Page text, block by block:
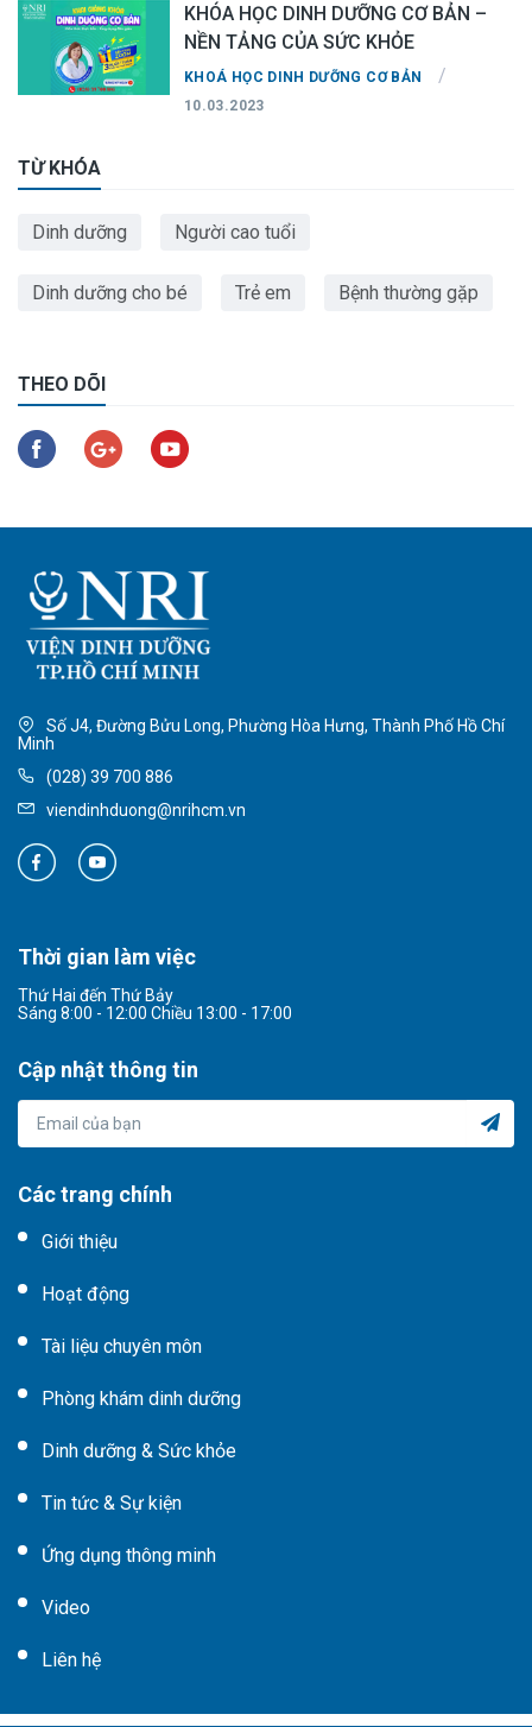
KHÓA HỌC DINH DƯỠNG CƠ BẢN –
NỀN TẢNG CỦA SỨC KHỎE
KHOÁ HỌC DINH DƯỠNG CƠ BẢN /
10.03.2023
TỪ KHÓA
Dinh dưỡng Người cao tuổi
Dinh dưỡng cho bé Trẻ em Bệnh thường gặp
THEO DÕI
Số J4, Đường Bửu Long, Phường Hòa Hưng, Thành Phố Hồ Chí
Minh
(028) 39 700 886
viendinhduong@nrihcm.vn
Thời gian làm việc
Thứ Hai đến Thứ Bảy
Sáng 8:00 - 12:00 Chiều 13:00 - 17:00
Cập nhật thông tin
Các trang chính
Giới thiệu
Hoạt động
Tài liệu chuyên môn
Phòng khám dinh dưỡng
Dinh dưỡng & Sức khỏe
Tin tức & Sự kiện
Ứng dụng thông minh
Video
Liên hệ